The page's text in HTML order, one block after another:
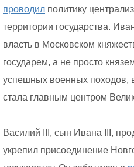
проводил политику
территории государства.
власть в Московском
государем, а не просто
успешных военных походов,
стала главным центром
Василий III, сын Ивана III,
укрепил присоединение